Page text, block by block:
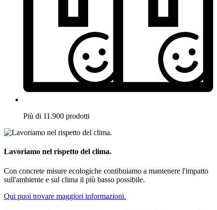
Più di 11.900 prodotti
Lavoriamo nel rispetto del clima.
Con concrete misure ecologiche contibuiamo a mantenere l'impatto
sull'ambiente e sul clima il più basso possibile.
Qui puoi trovare maggiori informazioni.